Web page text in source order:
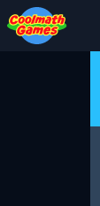
Skip
to
Top
Skip
to
Navigation
Skip
to
Main
Skip
to
Footer
Salta
al
contenuto